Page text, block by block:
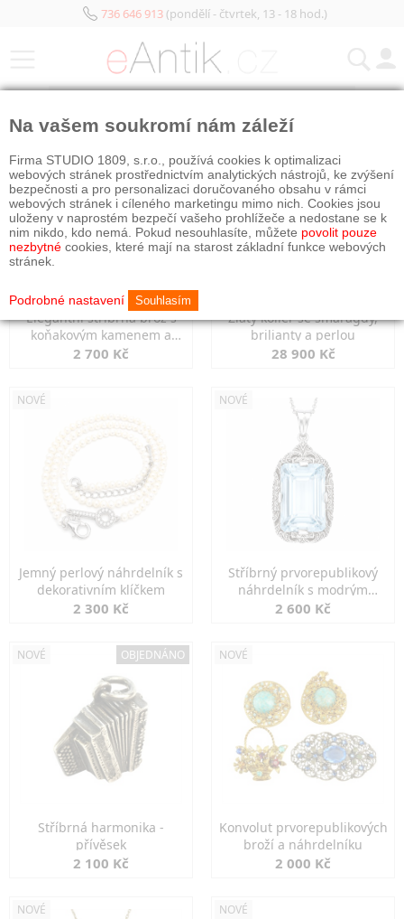
736 646 913(pondělí - čtvrtek, 13 - 18 hod.)
Elegantní stříbrná brož s
koňakovým kamenem a
markazity
2 700 Kč
Zlatý kolier se smaragdy,
brilianty a perlou
28 900 Kč
NOVÉ
Jemný perlový náhrdelník s
dekorativním klíčkem
2 300 Kč
NOVÉ
Stříbrný prvorepublikový
náhrdelník s modrým
spinelem
2 600 Kč
NOVÉ OBJEDNÁNO
Stříbrná harmonika -
přívěsek
2 100 Kč
NOVÉ
Konvolut prvorepublikových
broží a náhrdelníku
2 000 Kč
NOVÉ NOVÉ
Na vašem soukromí nám záleží
Firma STUDIO 1809, s.r.o., používá cookies k optimalizaci
webových stránek prostřednictvím analytických nástrojů, ke zvýšení
bezpečnosti a pro personalizaci doručovaného obsahu v rámci
webových stránek i cíleného marketingu mimo nich. Cookies jsou
uloženy v naprostém bezpečí vašeho prohlížeče a nedostane se k
nim nikdo, kdo nemá. Pokud nesouhlasíte, můžete povolit pouze
nezbytné cookies, které mají na starost základní funkce webových
stránek.
Podrobné nastavení Souhlasím